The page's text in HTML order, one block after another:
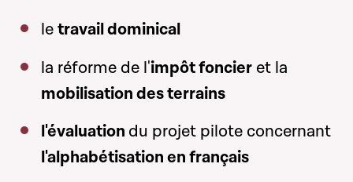
letravail dominical
la réforme de l'impôt foncier et la
mobilisation des terrains
l'évaluation du projet pilote concernant
l'alphabétisation en français